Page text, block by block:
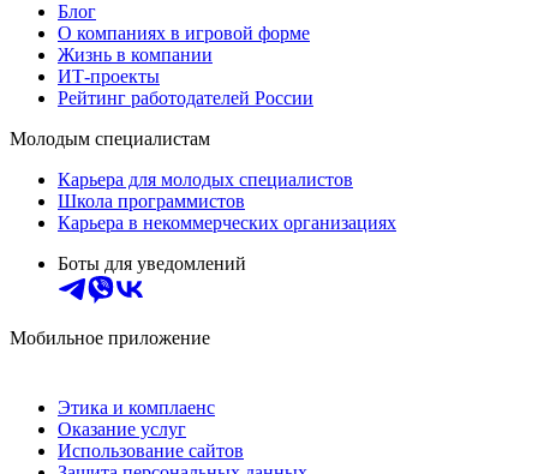
Блог
О компаниях в игровой форме
Жизнь в компании
ИТ-проекты
Рейтинг работодателей России
Молодым специалистам
Карьера для молодых специалистов
Школа программистов
Карьера в некоммерческих организациях
Боты для уведомлений
Мобильное приложение
Этика и комплаенс
Оказание услуг
Использование сайтов